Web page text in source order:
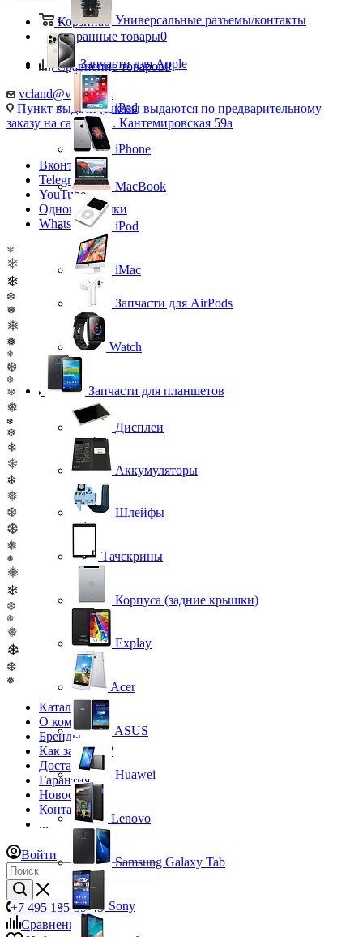
Корзина0
Избранные товары0
Сравнение товаров0
vcland@vcland.ru
Пункт выдачи (заказы выдаются по предварительному
заказу на сайте), ул. Кантемировская 59а
Вконтакте
Telegram
YouTube
Одноклассники
WhatsApp
❄
❄
❄
❆
❅
❅
❅
❄
❆
❆
❄
❅
❆
❄
❄
❄
❄
❅
❆
❆
❅
❅
❅
❄
❆
❆
❅
❄
❆
❅
Каталог
О компании
Бренды
Как заказать?
Доставка
Гарантия
Новости
Контакты
...
Войти
+7 495 135-39-43
Сравнение
0
Универсальные разъемы/контакты
Запчасти для Apple
iPad
iPhone
MacBook
iPod
iMac
Запчасти для AirPods
Watch
Запчасти для планшетов
Дисплеи
Аккумуляторы
Шлейфы
Тачскрины
Корпуса (задние крышки)
Explay
Acer
ASUS
Huawei
Lenovo
Samsung Galaxy Tab
Sony